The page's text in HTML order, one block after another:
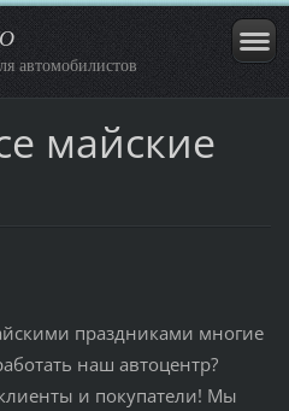
автомобилистов
майские
праздниками многие
наш автоцентр?
и покупатели! Мы